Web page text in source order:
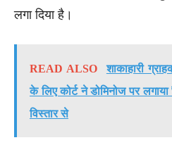
लगा दिया है।
READ ALSO
शाकाहारी
के लिए कोर्ट ने डोमिनोज पर
विस्तार से